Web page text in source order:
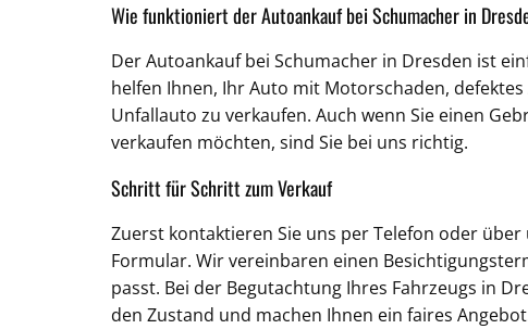
Wie funktioniert der Autoankauf bei Schumacher in
Der Autoankauf bei Schumacher in Dresden ist
helfen Ihnen, Ihr Auto mit Motorschaden,
Unfallauto zu verkaufen. Auch wenn Sie einen
verkaufen möchten, sind Sie bei uns richtig.
Schritt für Schritt zum Verkauf
Zuerst kontaktieren Sie uns per Telefon oder über
Formular. Wir vereinbaren einen
passt. Bei der Begutachtung Ihres Fahrzeugs in
den Zustand und machen Ihnen ein faires